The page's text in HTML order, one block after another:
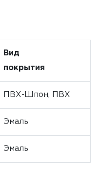
Вид
покрытия
ПВХ-Шпон, ПВХ
Эмаль
Эмаль